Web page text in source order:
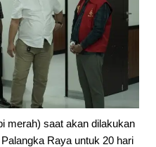
merah) saat akan dilakukan
Raya untuk 20 hari